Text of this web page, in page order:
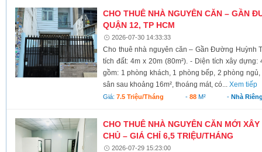
CHO THUÊ NHÀ NGUYÊN CĂN – GẦN
QUẬN 12, TP HCM
2026-07-30 14:33:33
Cho thuê nhà nguyên căn – Gần Đường Huỳnh
tích đất: 4m x 20m (80m²). - Diện tích xây dựng:
gồm: 1 phòng khách, 1 phòng bếp, 2 phòng
sân sau khoảng 16m², thoáng mát, có...Xem tiếp
Giá:7.5 Triệu/tháng - 88M² -Nhà
CHO THUÊ NHÀ NGUYÊN CĂN MỚI
CHỦ – GIÁ CHỈ 6,5 TRIỆU/THÁNG
2026-07-29 15:23:00